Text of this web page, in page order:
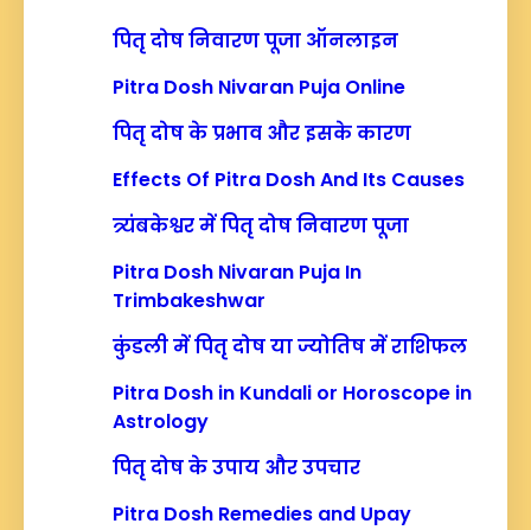
पितृ दोष निवारण पूजा ऑनलाइन
Pitra Dosh Nivaran Puja Online
पितृ दोष के प्रभाव और इसके कारण
Effects Of Pitra Dosh And Its Causes
त्र्यंबकेश्वर में पितृ दोष निवारण पूजा
Pitra Dosh Nivaran Puja In
Trimbakeshwar
कुंडली में पितृ दोष या ज्योतिष में राशिफल
Pitra Dosh in Kundali or Horoscope in
Astrology
पितृ दोष के उपाय और उपचार
Pitra Dosh Remedies and Upay